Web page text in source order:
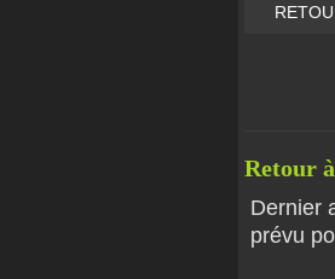
Retour
Dernier
prévu